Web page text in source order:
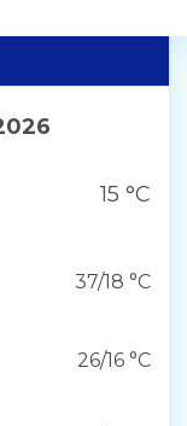
15 °C
37/18 °C
26/16 °C